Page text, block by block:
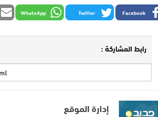
Facebook
Twitter
WhatsApp
رابط المشاركة :
إدارة الموقع